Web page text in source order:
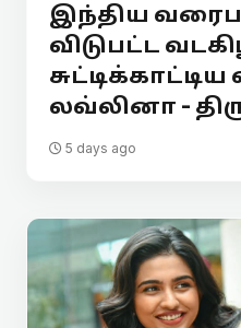
இந்திய
விடுபட்ட
லவ்லினா -
5 days ago